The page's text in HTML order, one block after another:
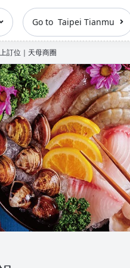
Go to Taipei Tianmu
訂位｜天母商圈